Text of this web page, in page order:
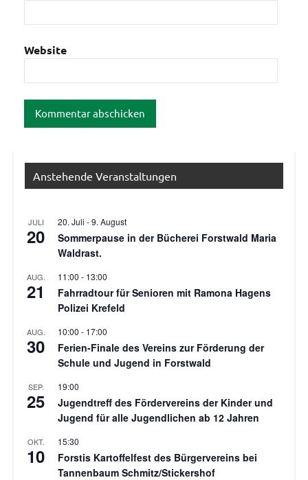
Website
Anstehende Veranstaltungen
JULI
20
20. Juli -9. August
Sommerpause in der Bücherei Forstwald Maria
Waldrast.
AUG.
21
11:00 - 13:00
Fahrradtour für Senioren mit Ramona Hagens
Polizei Krefeld
AUG.
30
10:00 - 17:00
Ferien-Finale des Vereins zur Förderung der
Schule und Jugend in Forstwald
SEP.
25
19:00
Jugendtreff des Fördervereins der Kinder und
Jugend für alle Jugendlichen ab 12 Jahren
OKT.
10
15:30
Forstis Kartoffelfest des Bürgervereins bei
Tannenbaum Schmitz/Stickershof